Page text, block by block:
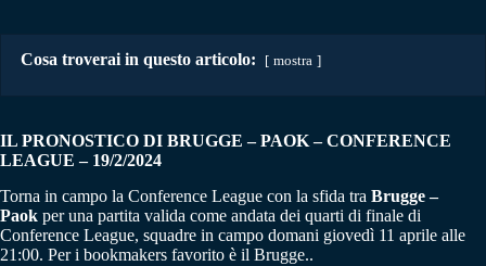
Cosa troverai in questo articolo: mostra
IL PRONOSTICO DI BRUGGE – PAOK – CONFERENCE
LEAGUE – 19/2/2024
Torna in campo la Conference League con la sfida tra Brugge –
Paok per una partita valida come andata dei quarti di finale di
Conference League, squadre in campo domani giovedì 11 aprile alle
21:00. Per i bookmakers favorito è il Brugge..